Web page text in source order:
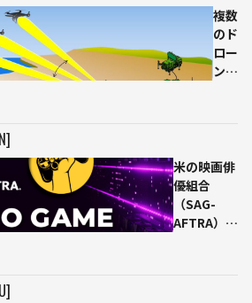
がAI
を使
った
「自
ト回答
でPDF
版は無
料配布
複数
のド
ロー
ンを
高出
イク
ロ波
米の映画俳
優組合
（SAG-
AFTRA）、